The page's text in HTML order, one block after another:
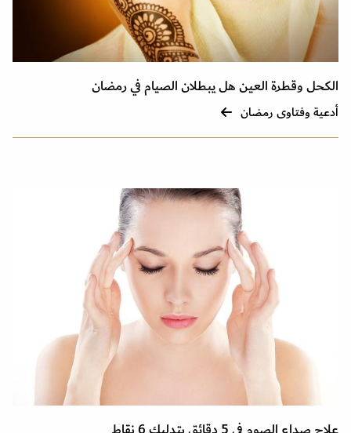
الكحل وقطرة العين هل يبطلان الصيام في رمضان
أدعية وفتاوى رمضان